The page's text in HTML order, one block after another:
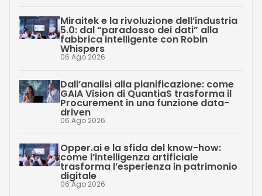
Miraitek e la rivoluzione dell’industria
5.0: dal “paradosso dei dati” alla
fabbrica intelligente con Robin
Whispers
06 Ago 2026
Dall’analisi alla pianificazione: come
GAIA Vision di QuantiaS trasforma il
Procurement in una funzione data-
driven
06 Ago 2026
Opper.ai e la sfida del know-how:
come l’intelligenza artificiale
trasforma l’esperienza in patrimonio
digitale
06 Ago 2026